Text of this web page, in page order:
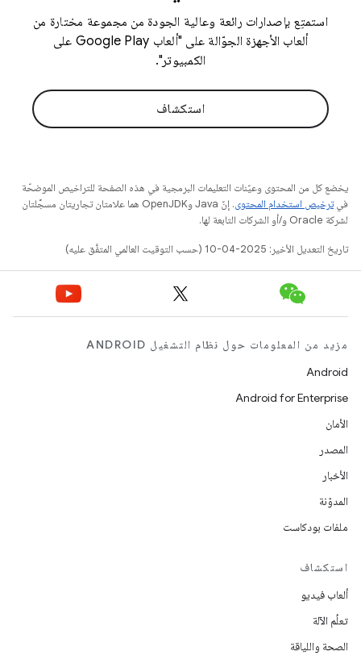
استمتِع بإصدارات رائعة وعالية الجودة من مجموعة مختارة من
ألعاب الأجهزة الجوّالة على "ألعاب Google Play على
الكمبيوتر".
استكشاف
يخضع كل من المحتوى وعيّنات التعليمات البرمجية في هذه الصفحة للتراخيص الموضحّة
فيترخيص استخدام المحتوى
. إنّ Java وOpenJDK هما علامتان تجاريتان مسجَّلتان
لشركة Oracle و/أو الشركات التابعة لها.
تاريخ التعديل الأخير: 2025-04-10 (حسب التوقيت العالمي المتفَّق عليه)
مزيد من المعلومات حول نظام التشغيل ANDROID
Android
Android for Enterprise
الأمان
المصدر
الأخبار
المدوّنة
ملفات بودكاست
استكشاف
ألعاب فيديو
تعلُم الآلة
الصحة واللياقة